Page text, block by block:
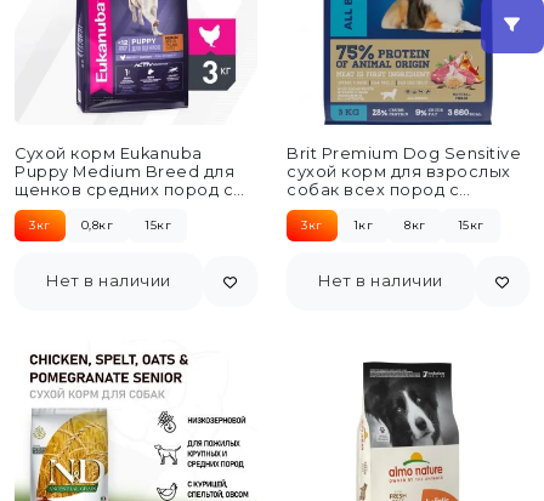
Сухой корм Eukanuba
Puppy Medium Breed для
щенков средних пород с
курицей - 3...
3кг 0,8кг 15кг
Нет в наличии
Brit Premium Dog Sensitive
сухой корм для взрослых
собак всех пород с
чувствительным
пищеварением...
3кг 1кг 8кг 15кг
Нет в наличии